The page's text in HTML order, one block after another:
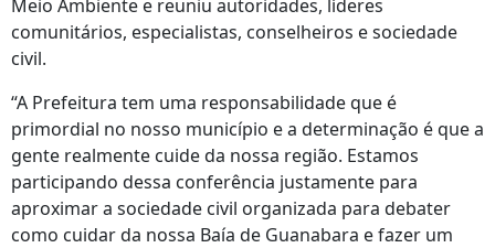
Meio Ambiente e reuniu autoridades, líderes
comunitários, especialistas, conselheiros e sociedade
civil.
“A Prefeitura tem uma responsabilidade que é
primordial no nosso município e a determinação é que a
gente realmente cuide da nossa região. Estamos
participando dessa conferência justamente para
aproximar a sociedade civil organizada para debater
como cuidar da nossa Baía de Guanabara e fazer um